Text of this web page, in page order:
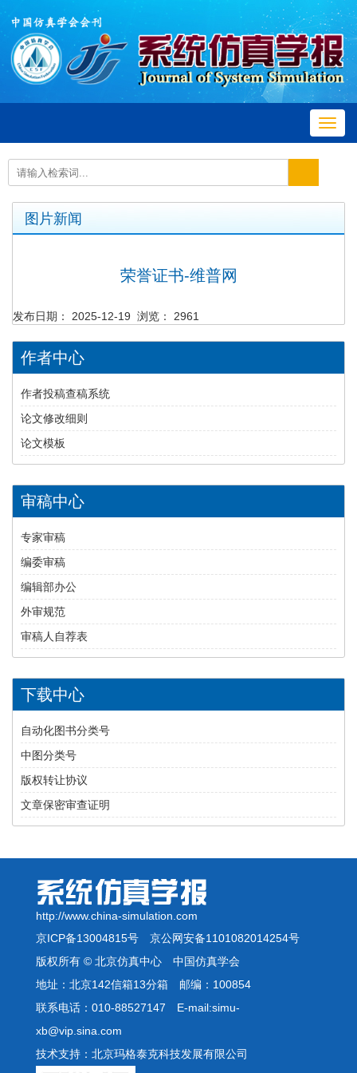
图片新闻
荣誉证书-维普网
发布日期： 2025-12-19 浏览： 2961
作者中心
作者投稿查稿系统
论文修改细则
论文模板
审稿中心
专家审稿
编委审稿
编辑部办公
外审规范
审稿人自荐表
下载中心
自动化图书分类号
中图分类号
版权转让协议
文章保密审查证明
http://www.china-simulation.com
京ICP备13004815号 京公网安备1101082014254号
版权所有 © 北京仿真中心 中国仿真学会
地址：北京142信箱13分箱 邮编：100854
联系电话：010-88527147 E-mail:simu-
xb@vip.sina.com
技术支持：北京玛格泰克科技发展有限公司